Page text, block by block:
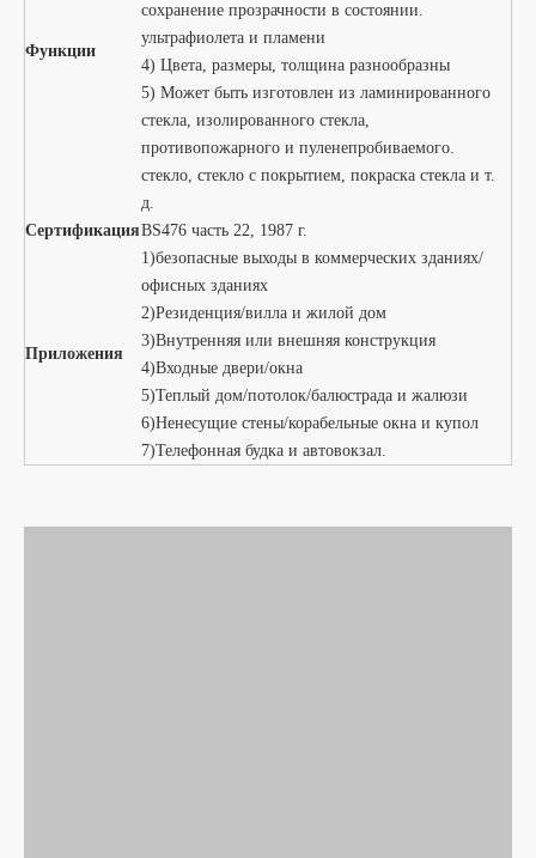
Функции
сохранение прозрачности в состоянии.
ультрафиолета и пламени
4) Цвета, размеры, толщина разнообразны
5) Может быть изготовлен из ламинированного
стекла, изолированного стекла,
противопожарного и пуленепробиваемого.
стекло, стекло с покрытием, покраска стекла и т.
д.
СертификацияBS476 часть 22, 1987 г.
Приложения
1)безопасные выходы в коммерческих зданиях/
офисных зданиях
2)Резиденция/вилла и жилой дом
3)Внутренняя или внешняя конструкция
4)Входные двери/окна
5)Теплый дом/потолок/балюстрада и жалюзи
6)Ненесущие стены/корабельные окна и купол
7)Телефонная будка и автовокзал.